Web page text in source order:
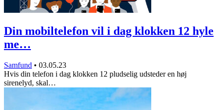
Din mobiltelefon vil i dag klokken 12 hyle
me…
Samfund • 03.05.23
Hvis din telefon i dag klokken 12 pludselig udsteder en høj
sirenelyd, skal…